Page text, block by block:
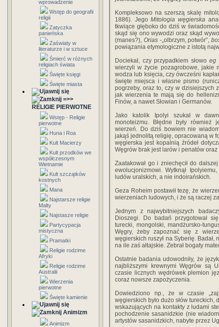
wprowadzenie
Wstęp do geografii
religii
Zatyczka
panieńska
Zaświaty w
literaturze i w sztuce
Śmierć w różnych
religiach świata
Święte księgi
Święte miasta
=>>
RELIGIE PIERWOTNE
Wstęp - Religie
pierwotne
Huna i Roa
Kult Macierzy
Kult przodków we
współczesnym
Wietnamie
Kult szczątków
kostnych
Mana
Najstarsze religie
Malty
Najstasze religie
Partycypacja
mistyczna
Pramatki
Religie rodzime
Afryki
Religie rodzime
Australii
Wierzenia
pierwotne
Święte kamienie
Animizm
Animizm
Kompleksowo na szerszą skalę
1886). JegoMitologia węgierska
tkwiące głęboko do dziś w
skąd się ono wywodzi oraz skąd
(manes?), Orias-„olbrzym, potwór”,
powiązania etymologiczne z istotą
Dociekał, czy przypadkiem słowoeg
wierzyli w życie pozagrobowe, jakie
wodza lub księcia, czy ówcześni
święte miejsca i własne pismo
pogrzeby, oraz to, czy w dzisiejszych
jak wierzenia te mają się do
Finów, a nawet Słowian i Germanów.
Jako katolik Ipolyi szukał w
monoteizmu. Błędne były również
wierzeń. Do dziś bowiem nie
jakąś jednolitą religię, opracowaną w
węgierska jest kopalnią źródeł
Węgrów brak jest larów i penatów
Zaatakował go i zniechęcił do
ewolucjonizmowi. Wytknął
ludów uralskich, a nie indoirańskich.
Geza Roheim postawił tezę, że
wierzeniach ludowych, i że są raczej
Jednym z najwybitniejszych
Dioszegi. Do badań przygotował
turecki, mongolski, mandżursko-
Węgry, żeby zapoznać się z
węgierskich ruszył na Syberię.
na ile zaś ałtajskie. Zebrał bogaty
Ostatnie badania udowodniły, że
najbliższymi krewnymi Węgrów są
czasie licznych wędrówek plemion
coraz nowsze zapożyczenia.
Dowiedziono np., że w czasie
węgierskich było dużo słów
wskazujących na kontakty z ludami
pochodzenie sasanidzkie (nie
artystów sasanidzkich, nabyte przez